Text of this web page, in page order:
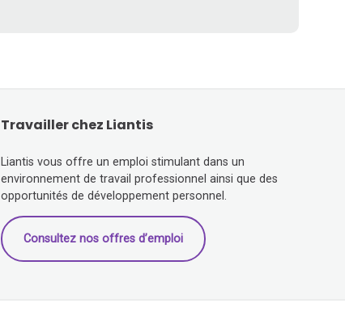
Travailler chez Liantis
Liantis vous offre un emploi stimulant dans un
environnement de travail professionnel ainsi que des
opportunités de développement personnel.
Consultez nos offres d’emploi